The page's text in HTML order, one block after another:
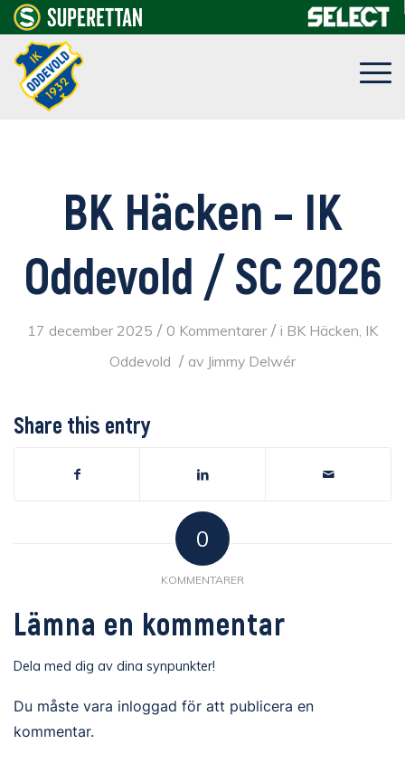
BK Häcken – IK
Oddevold / SC 2026
17 december 2025 / 0 Kommentarer / i BK Häcken, IK
Oddevold / av Jimmy Delwér
Share this entry
0
KOMMENTARER
Lämna en kommentar
Dela med dig av dina synpunkter!
Du måste vara inloggad för att publicera en
kommentar.